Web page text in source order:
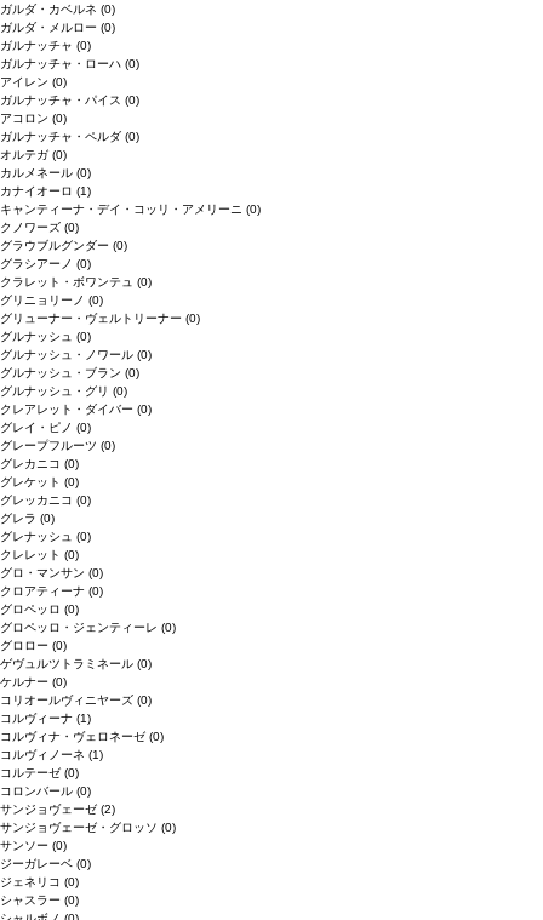
ガルダ・カベルネ (0)
ガルダ・メルロー (0)
ガルナッチャ (0)
ガルナッチャ・ローハ (0)
アイレン (0)
ガルナッチャ・パイス (0)
アコロン (0)
ガルナッチャ・ペルダ (0)
オルテガ (0)
カルメネール (0)
カナイオーロ (1)
キャンティーナ・デイ・コッリ・アメリーニ (0)
クノワーズ (0)
グラウブルグンダー (0)
グラシアーノ (0)
クラレット・ボワンテュ (0)
グリニョリーノ (0)
グリューナー・ヴェルトリーナー (0)
グルナッシュ (0)
グルナッシュ・ノワール (0)
グルナッシュ・ブラン (0)
グルナッシュ・グリ (0)
クレアレット・ダイバー (0)
グレイ・ピノ (0)
グレープフルーツ (0)
グレカニコ (0)
グレケット (0)
グレッカニコ (0)
グレラ (0)
グレナッシュ (0)
クレレット (0)
グロ・マンサン (0)
クロアティーナ (0)
グロペッロ (0)
グロペッロ・ジェンティーレ (0)
グロロー (0)
ゲヴュルツトラミネール (0)
ケルナー (0)
コリオールヴィニヤーズ (0)
コルヴィーナ (1)
コルヴィナ・ヴェロネーゼ (0)
コルヴィノーネ (1)
コルテーゼ (0)
コロンバール (0)
サンジョヴェーゼ (2)
サンジョヴェーゼ・グロッソ (0)
サンソー (0)
ジーガレーベ (0)
ジェネリコ (0)
シャスラー (0)